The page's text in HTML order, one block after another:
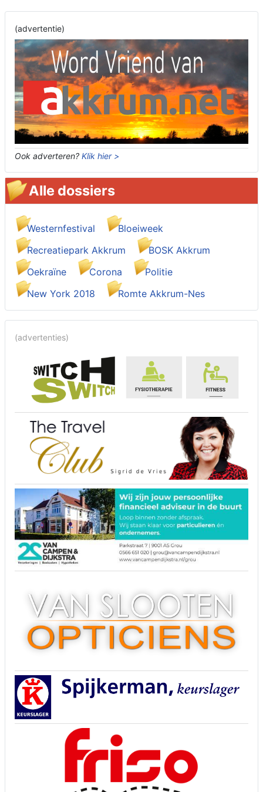
(advertentie)
Ook adverteren? Klik hier >
Alle dossiers
Westernfestival
Bloeiweek
Recreatiepark Akkrum
BOSK Akkrum
Oekraïne
Corona
Politie
New York 2018
Romte Akkrum-Nes
(advertenties)